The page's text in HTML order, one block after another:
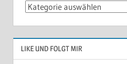
Kategorien
LIKE UND FOLGT MIR